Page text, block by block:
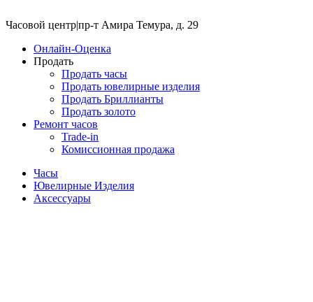
Часовой центр|пр-т Амира Темура, д. 29
Онлайн-Оценка
Продать
Продать часы
Продать ювелирные изделия
Продать Бриллианты
Продать золото
Ремонт часов
Trade-in
Комиссионная продажа
Часы
Ювелирные Изделия
Аксессуары